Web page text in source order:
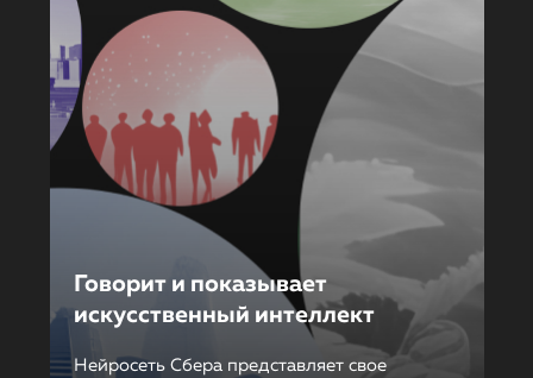
Говорит и показывает
искусственный интеллект
Нейросеть Сбера представляет свое